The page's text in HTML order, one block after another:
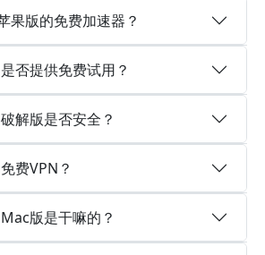
果版的免费加速器？
否提供免费试用？
解版是否安全？
费VPN？
版是干嘛的？